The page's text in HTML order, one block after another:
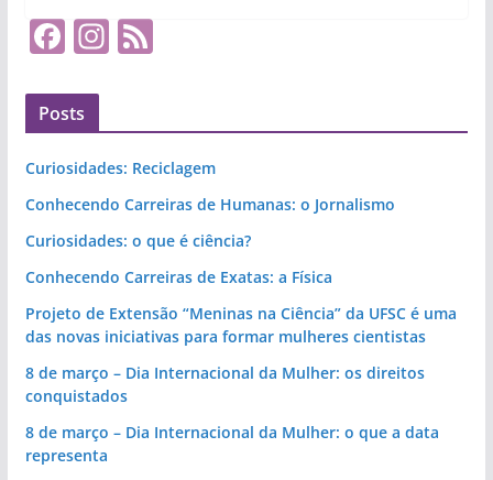
o
o
k
e
r
r
e
s
A
p
F
c
e
b
o
o
k
In
gr
a
m
F
d
Posts
Curiosidades: Reciclagem
Conhecendo Carreiras de Humanas: o Jornalismo
Curiosidades: o que é ciência?
Conhecendo Carreiras de Exatas: a Física
Projeto de Extensão “Meninas na Ciência” da UFSC é uma
das novas iniciativas para formar mulheres cientistas
8 de março – Dia Internacional da Mulher: os direitos
conquistados
8 de março – Dia Internacional da Mulher: o que a data
representa